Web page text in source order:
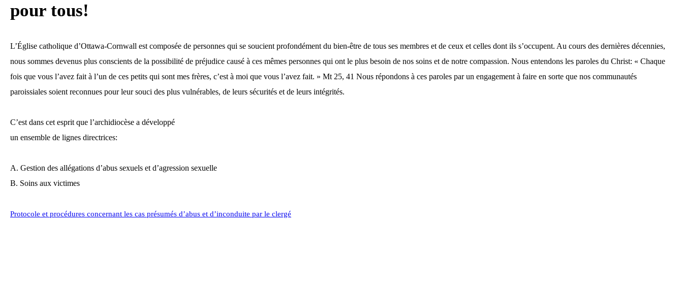
pour tous!
L’Église catholique d’Ottawa-Cornwall est composée de personnes qui se soucient profondément du bien-être de tous ses membres et de ceux et celles dont ils s’occupent. Au cours des dernières décennies,
nous sommes devenus plus conscients de la possibilité de préjudice causé à ces mêmes personnes qui ont le plus besoin de nos soins et de notre compassion. Nous entendons les paroles du Christ: « Chaque
fois que vous l’avez fait à l’un de ces petits qui sont mes frères, c’est à moi que vous l’avez fait. » Mt 25, 41 Nous répondons à ces paroles par un engagement à faire en sorte que nos communautés
paroissiales soient reconnues pour leur souci des plus vulnérables, de leurs sécurités et de leurs intégrités.
C’est dans cet esprit que l’archidiocèse a développé
un ensemble de lignes directrices:
A. Gestion des allégations d’abus sexuels et d’agression sexuelle
B. Soins aux victimes
Protocole et procédures concernant les cas présumés d’abus et d’inconduite par le clergé